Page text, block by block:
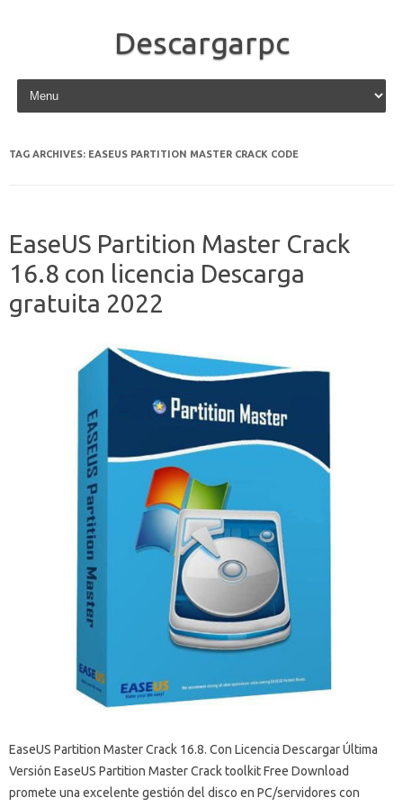
Descargarpc
Skip to content
TAG ARCHIVES: EASEUS PARTITION MASTER CRACK CODE
EaseUS Partition Master Crack
16.8 con licencia Descarga
gratuita 2022
EaseUS Partition Master Crack 16.8. Con Licencia Descargar Última
Versión EaseUS Partition Master Crack toolkit Free Download
promete una excelente gestión del disco en PC/servidores con